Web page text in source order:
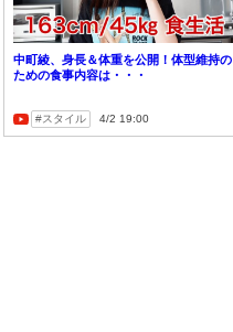
中町綾、身長＆体重を公開！体型維持の
ための食事内容は・・・
スタイル 4/2 19:00